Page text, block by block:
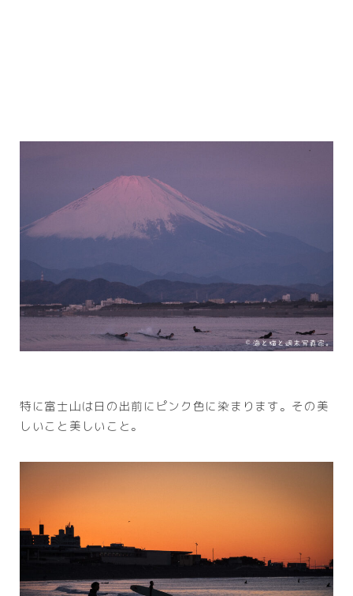
特に富士山は日の出前にピンク色に染まります。その美
しいこと美しいこと。